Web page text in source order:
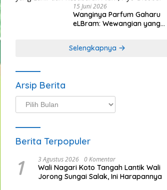
15 Juni 2026
Wanginya Parfum Gaharu
eLBram: Wewangian yang
Selengkapnya
Arsip Berita
Arsip
Berita
Berita Terpopuler
1 3 Agustus 2026 0 Komentar
Wali Nagari Koto Tangah Lantik Wali
Jorong Sungai Salak, Ini Harapannya